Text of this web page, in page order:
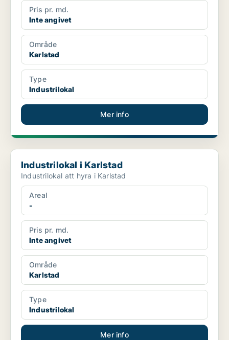
Pris pr. md.
Inte angivet
Område
Karlstad
Type
Industrilokal
Mer info
Industrilokal i Karlstad
Industrilokal i Karlstad
Industrilokal att hyra i Karlstad
Areal
-
Pris pr. md.
Inte angivet
Område
Karlstad
Type
Industrilokal
Mer info